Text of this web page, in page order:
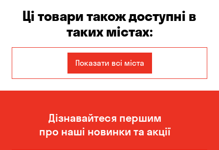
Ці товари також доступні в
таких містах:
Запоріжжя
Київ Кропивницький
Олександрівка Чорноморськ
Показати всі міста
Дізнавайтеся першим
про наші новинки та акції